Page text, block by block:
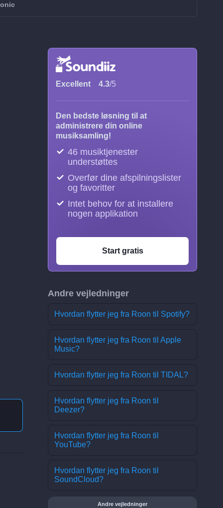
Excellent 4.3/5
Den bedste løsning til at
administrere din online
musiksamling!
46 musiktjenester
understøttes
Overfør dine afspilningslister
og favoritter
Intet behov for at installere
nogen applikation
Start gratis
Andre vejledninger
Hvordan flytter jeg fra Roon til Spotify?
Hvordan flytter jeg fra Roon til Apple
Music?
Hvordan flytter jeg fra Roon til TIDAL?
Hvordan flytter jeg fra Roon til
Deezer?
Hvordan flytter jeg fra Roon til
YouTube?
Hvordan flytter jeg fra Roon til
SoundCloud?
Andre vejledninger